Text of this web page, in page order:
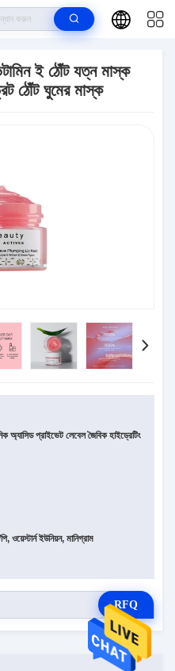
ই ঠোঁট যত্ন মাস্ক
ঠোঁট ঘুমের মাস্ক
অ্যাসিড প্রাইভেট লেবেল জৈবিক হাইড্রেটিং
ওয়েস্টার্ন ইউনিয়ন, মানিগ্রাম
RFQ